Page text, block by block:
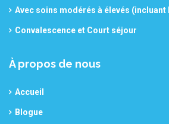
Avec soins modérés à élevés (incluant
Convalescence et Court séjour
À propos de nous
Accueil
Blogue